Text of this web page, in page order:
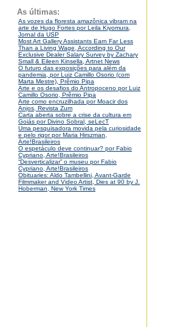
As últimas:
As vozes da floresta amazônica vibram na
arte de Hugo Fortes por Leila Kiyomura,
Jornal da USP
Most Art Gallery Assistants Earn Far Less
Than a Living Wage, According to Our
Exclusive Dealer Salary Survey by Zachary
Small & Eileen Kinsella, Artnet News
O futuro das exposições para além da
pandemia, por Luiz Camillo Osorio (com
Marta Mestre), Prêmio Pipa
Arte e os desafios do Antropoceno por Luiz
Camillo Osorio, Prêmio Pipa
Arte como encruzilhada por Moacir dos
Anjos, Revista Zum
Carta aberta sobre a crise da cultura em
Goiás por Divino Sobral, seLecT
Uma pesquisadora movida pela curiosidade
e pelo rigor por Maria Hirszman,
Arte!Brasileiros
O espetáculo deve continuar? por Fabio
Cypriano, Arte!Brasileiros
“Desverticalizar” o museu por Fabio
Cypriano, Arte!Brasileiros
Obituaries: Aldo Tambellini, Avant-Garde
Filmmaker and Video Artist, Dies at 90 by J.
Hoberman, New York Times